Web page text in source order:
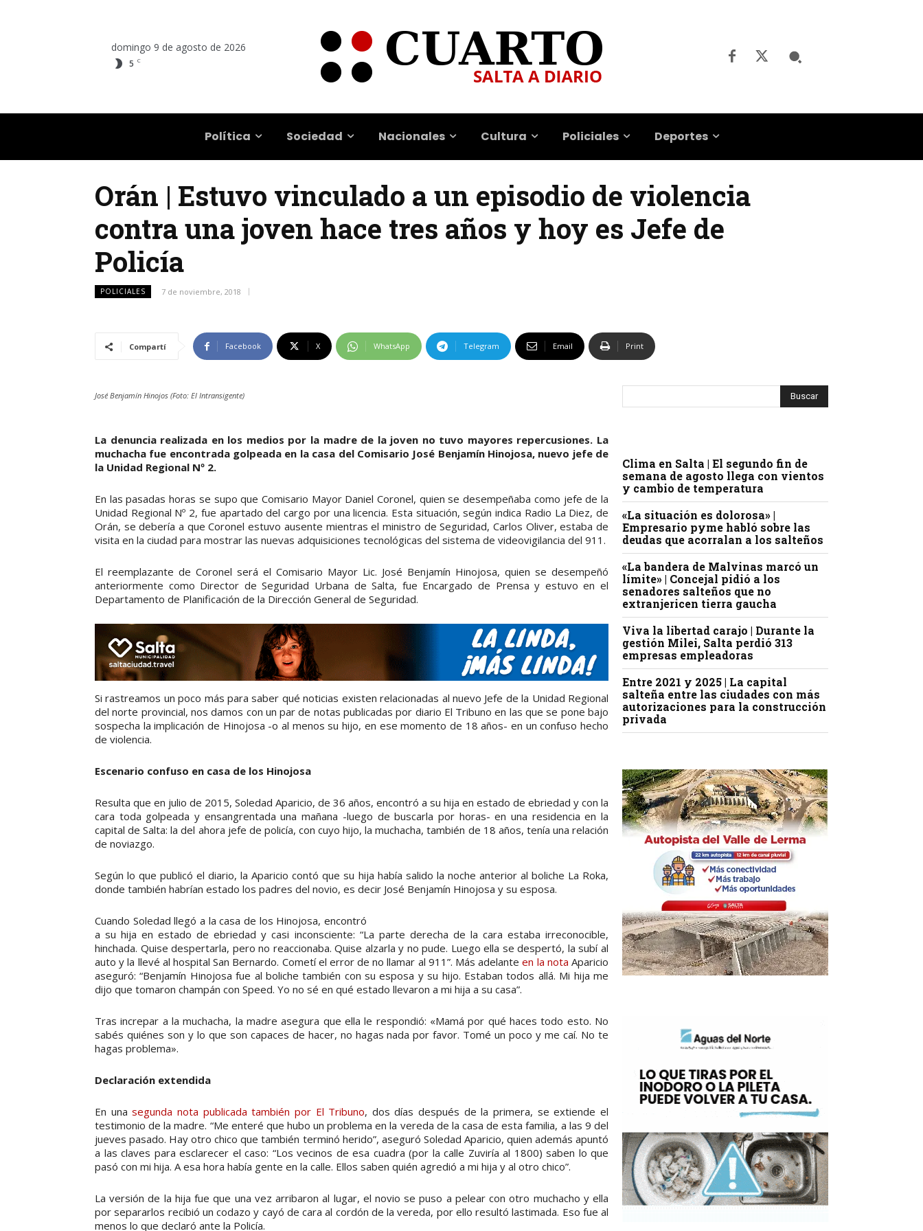
domingo 9 de agosto de 2026
5 C
Política Sociedad Nacionales Cultura Policiales Deportes
Orán | Estuvo vinculado a un episodio de violencia
contra una joven hace tres años y hoy es Jefe de
Policía
POLICIALES 7 de noviembre, 2018
Compartí Facebook X WhatsApp Telegram Email Print
José Benjamín Hinojos (Foto: El Intransigente)
La denuncia realizada en los medios por la madre de la joven no tuvo mayores repercusiones. La
muchacha fue encontrada golpeada en la casa del Comisario José Benjamín Hinojosa, nuevo jefe de
la Unidad Regional Nº 2.
En las pasadas horas se supo que Comisario Mayor Daniel Coronel, quien se desempeñaba como jefe de la
Unidad Regional Nº 2, fue apartado del cargo por una licencia. Esta situación, según indica Radio La Diez, de
Orán, se debería a que Coronel estuvo ausente mientras el ministro de Seguridad, Carlos Oliver, estaba de
visita en la ciudad para mostrar las nuevas adquisiciones tecnológicas del sistema de videovigilancia del 911.
El reemplazante de Coronel será el Comisario Mayor Lic. José Benjamín Hinojosa, quien se desempeñó
anteriormente como Director de Seguridad Urbana de Salta, fue Encargado de Prensa y estuvo en el
Departamento de Planificación de la Dirección General de Seguridad.
Si rastreamos un poco más para saber qué noticias existen relacionadas al nuevo Jefe de la Unidad Regional
del norte provincial, nos damos con un par de notas publicadas por diario El Tribuno en las que se pone bajo
sospecha la implicación de Hinojosa -o al menos su hijo, en ese momento de 18 años- en un confuso hecho
de violencia.
Escenario confuso en casa de los Hinojosa
Resulta que en julio de 2015, Soledad Aparicio, de 36 años, encontró a su hija en estado de ebriedad y con la
cara toda golpeada y ensangrentada una mañana -luego de buscarla por horas- en una residencia en la
capital de Salta: la del ahora jefe de policía, con cuyo hijo, la muchacha, también de 18 años, tenía una relación
de noviazgo.
Según lo que publicó el diario, la Aparicio contó que su hija había salido la noche anterior al boliche La Roka,
donde también habrían estado los padres del novio, es decir José Benjamín Hinojosa y su esposa.
Cuando Soledad llegó a la casa de los Hinojosa, encontró
a su hija en estado de ebriedad y casi inconsciente: “La parte derecha de la cara estaba irreconocible,
hinchada. Quise despertarla, pero no reaccionaba. Quise alzarla y no pude. Luego ella se despertó, la subí al
auto y la llevé al hospital San Bernardo. Cometí el error de no llamar al 911”. Más adelanteen la nota Aparicio
aseguró: “Benjamín Hinojosa fue al boliche también con su esposa y su hijo. Estaban todos allá. Mi hija me
dijo que tomaron champán con Speed. Yo no sé en qué estado llevaron a mi hija a su casa”.
Tras increpar a la muchacha, la madre asegura que ella le respondió: «Mamá por qué haces todo esto. No
sabés quiénes son y lo que son capaces de hacer, no hagas nada por favor. Tomé un poco y me caí. No te
hagas problema».
Declaración extendida
En unasegunda nota publicada también por El Tribuno, dos días después de la primera, se extiende el
testimonio de la madre. “Me enteré que hubo un problema en la vereda de la casa de esta familia, a las 9 del
jueves pasado. Hay otro chico que también terminó herido”, aseguró Soledad Aparicio, quien además apuntó
a las claves para esclarecer el caso: “Los vecinos de esa cuadra (por la calle Zuviría al 1800) saben lo que
pasó con mi hija. A esa hora había gente en la calle. Ellos saben quién agredió a mi hija y al otro chico”.
La versión de la hija fue que una vez arribaron al lugar, el novio se puso a pelear con otro muchacho y ella
por separarlos recibió un codazo y cayó de cara al cordón de la vereda, por ello resultó lastimada. Eso fue al
menos lo que declaró ante la Policía.
Clima en Salta | El segundo fin de
semana de agosto llega con vientos
y cambio de temperatura
«La situación es dolorosa» |
Empresario pyme habló sobre las
deudas que acorralan a los salteños
«La bandera de Malvinas marcó un
límite» | Concejal pidió a los
senadores salteños que no
extranjericen tierra gaucha
Viva la libertad carajo | Durante la
gestión Milei, Salta perdió 313
empresas empleadoras
Entre 2021 y 2025 | La capital
salteña entre las ciudades con más
autorizaciones para la construcción
privada